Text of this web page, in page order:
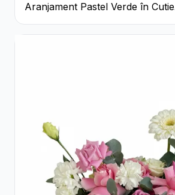
Aranjament Pastel Verde în Cutie
Galben Pal